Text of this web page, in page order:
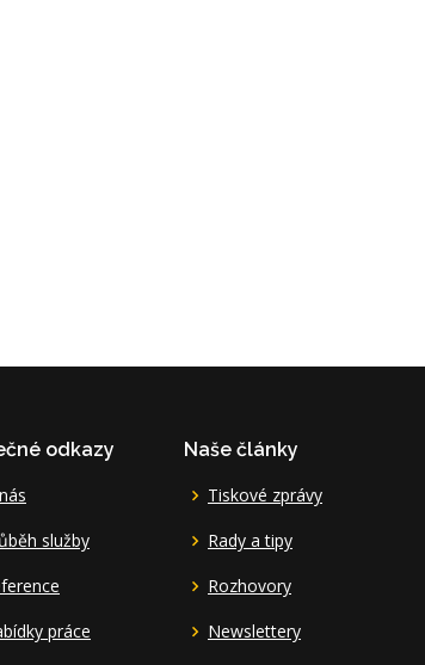
odkazy
služby
práce
Naše články
Tiskové zprávy
Rady a tipy
Rozhovory
Newslettery